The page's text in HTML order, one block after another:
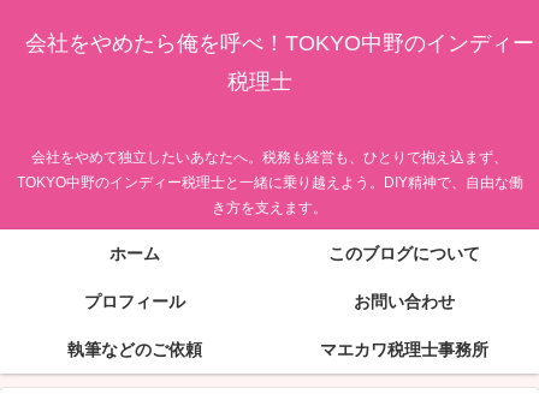
会社をやめたら俺を呼べ！TOKYO中野のインディー
税理士
会社をやめて独立したいあなたへ。税務も経営も、ひとりで抱え込まず、
TOKYO中野のインディー税理士と一緒に乗り越えよう。DIY精神で、自由な働
き方を支えます。
ホーム このブログについて
プロフィール お問い合わせ
執筆などのご依頼 マエカワ税理士事務所